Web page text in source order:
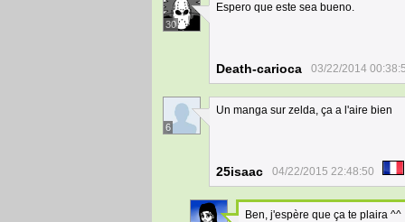
30
Espero que este sea bueno.
Death-carioca 03/22/2014
6
Un manga sur zelda, ça a l'aire bien
25isaac 04/22/2015 22:48:50
Ben, j'espère que ça te plaira ^^